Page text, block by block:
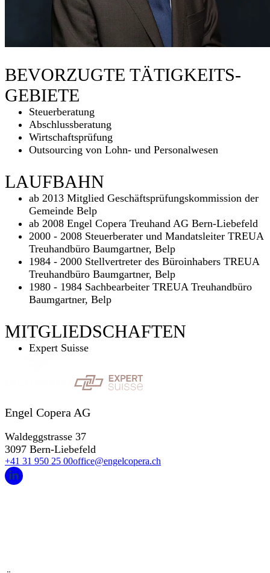
BEVORZUGTE TÄTIGKEITS­
GEBIETE
Steuerberatung
Abschlussberatung
Wirtschaftsprüfung
Outsourcing von Lohn- und Personalwesen
LAUFBAHN
ab 2013 Mitglied Geschäfts­prüfungs­kommission der
Gemeinde Belp
ab 2008 Engel Copera Treuhand AG Bern-Liebefeld
2000 - 2008 Steuerberater und Mandatsleiter TREUA
Treuhandbüro Baumgartner, Belp
1984 - 2000 Stellvertreter des Büroinhabers TREUA
Treuhandbüro Baumgartner, Belp
1980 - 1984 Sachbearbeiter TREUA Treuhandbüro
Baumgartner, Belp
MITGLIEDSCHAFTEN
Expert Suisse
Engel Copera AG
Waldeggstrasse 37
3097 Bern-Liebefeld
+41 31 950 25 00office@engelcopera.ch